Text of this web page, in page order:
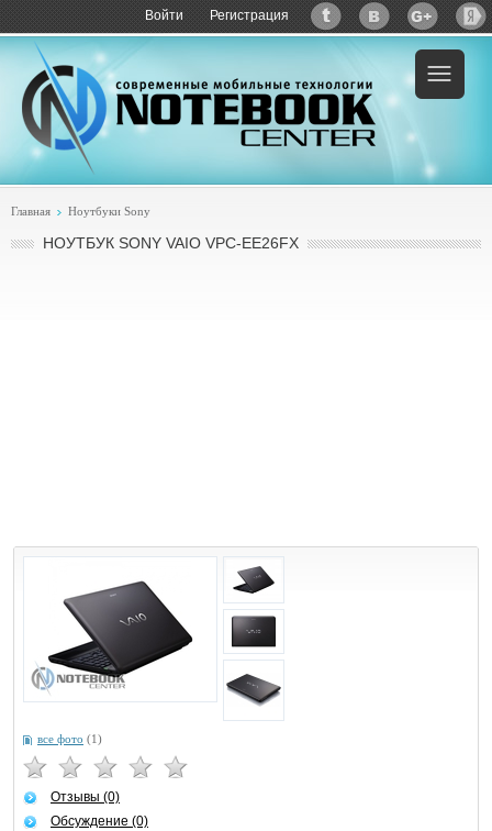
Войти Регистрация
Пример:купить Sony VAIO VPC-EE26FX
Главная Ноутбуки Sony
НОУТБУК SONY VAIO VPC-EE26FX
все фото (1)
Отзывы (0)
Обсуждение (0)